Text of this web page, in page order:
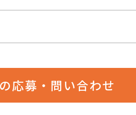
応募・問い合わせ